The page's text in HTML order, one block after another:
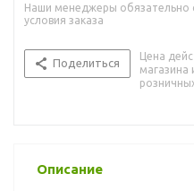
Наши менеджеры обязательно
условия заказа
Поделиться
Цена
магазина
Описание